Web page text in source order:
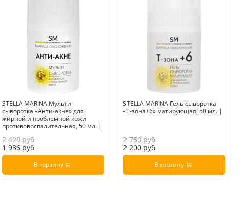
STELLA MARINA Мульти-
сыворотка «Анти-акне» для
жирной и проблемной кожи
противовоспалительная, 50 мл. |
2 420 руб
1 936 руб
В корзину
STELLA MARINA Гель-сыворотка
«Т-зона+6» матирующая, 50 мл. |
2 750 руб
2 200 руб
В корзину